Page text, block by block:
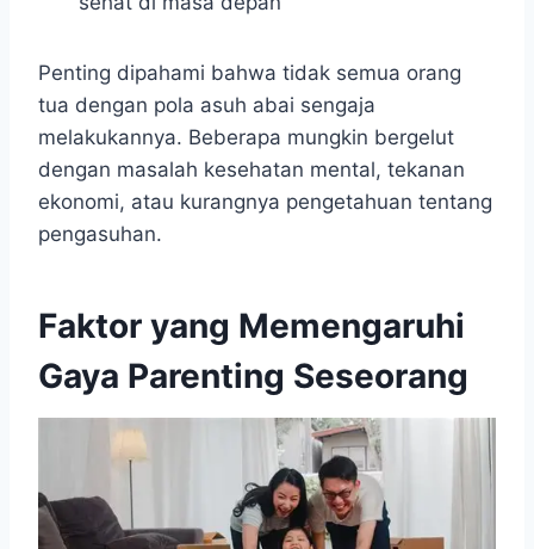
Penting dipahami bahwa tidak semua orang
tua dengan pola asuh abai sengaja
melakukannya. Beberapa mungkin bergelut
dengan masalah kesehatan mental, tekanan
ekonomi, atau kurangnya pengetahuan tentang
pengasuhan.
Faktor yang Memengaruhi
Gaya Parenting Seseorang